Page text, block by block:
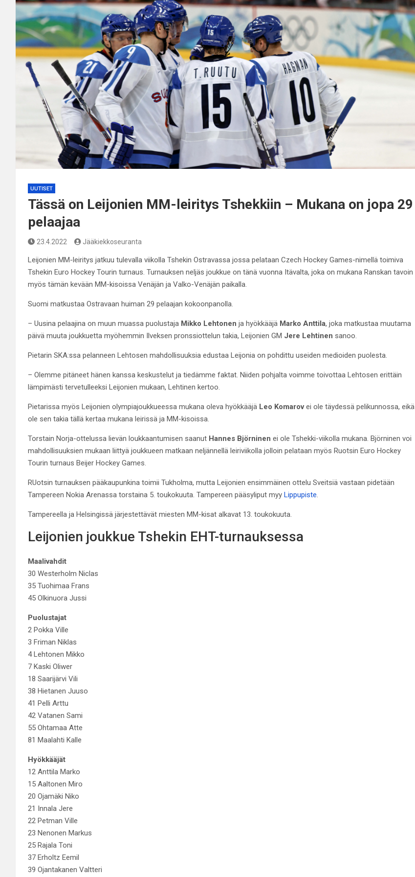
UUTISET
Tässä on Leijonien MM-leiritys Tshekkiin – Mukana on jopa 29
pelaajaa
23.4.2022 Jääkiekkoseuranta
Leijonien MM-leiritys jatkuu tulevalla viikolla Tshekin Ostravassa jossa pelataan Czech Hockey Games-nimellä toimiva
Tshekin Euro Hockey Tourin turnaus. Turnauksen neljäs joukkue on tänä vuonna Itävalta, joka on mukana Ranskan tavoin
myös tämän kevään MM-kisoissa Venäjän ja Valko-Venäjän paikalla.
Suomi matkustaa Ostravaan huiman 29 pelaajan kokoonpanolla.
– Uusina pelaajina on muun muassa puolustaja Mikko Lehtonen ja hyökkääjä Marko Anttila, joka matkustaa muutama
päivä muuta joukkuetta myöhemmin Ilveksen pronssiottelun takia, Leijonien GM Jere Lehtinen sanoo.
Pietarin SKA:ssa pelanneen Lehtosen mahdollisuuksia edustaa Leijonia on pohdittu useiden medioiden puolesta.
– Olemme pitäneet hänen kanssa keskustelut ja tiedämme faktat. Niiden pohjalta voimme toivottaa Lehtosen erittäin
lämpimästi tervetulleeksi Leijonien mukaan, Lehtinen kertoo.
Pietarissa myös Leijonien olympiajoukkueessa mukana oleva hyökkääjä Leo Komarovei ole täydessä pelikunnossa, eikä
ole sen takia tällä kertaa mukana leirissä ja MM-kisoissa.
Torstain Norja-ottelussa lievän loukkaantumisen saanut Hannes Björninen ei ole Tshekki-viikolla mukana. Björninen voi
mahdollisuuksien mukaan liittyä joukkueen matkaan neljännellä leiriviikolla jolloin pelataan myös Ruotsin Euro Hockey
Tourin turnaus Beijer Hockey Games.
RUotsin turnauksen pääkaupunkina toimii Tukholma, mutta Leijonien ensimmäinen ottelu Sveitsiä vastaan pidetään
Tampereen Nokia Arenassa torstaina 5. toukokuuta. Tampereen pääsyliput myy Lippupiste.
Tampereella ja Helsingissä järjestettävät miesten MM-kisat alkavat 13. toukokuuta.
Leijonien joukkue Tshekin EHT-turnauksessa
Maalivahdit
30 Westerholm Niclas
35 Tuohimaa Frans
45 Olkinuora Jussi
Puolustajat
2 Pokka Ville
3 Friman Niklas
4 Lehtonen Mikko
7 Kaski Oliwer
18 Saarijärvi Vili
38 Hietanen Juuso
41 Pelli Arttu
42 Vatanen Sami
55 Ohtamaa Atte
81 Maalahti Kalle
Hyökkääjät
12 Anttila Marko
15 Aaltonen Miro
20 Ojamäki Niko
21 Innala Jere
22 Petman Ville
23 Nenonen Markus
25 Rajala Toni
37 Erholtz Eemil
39 Ojantakanen Valtteri